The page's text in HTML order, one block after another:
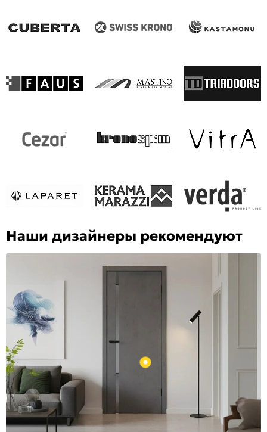
Наши дизайнеры рекомендуют